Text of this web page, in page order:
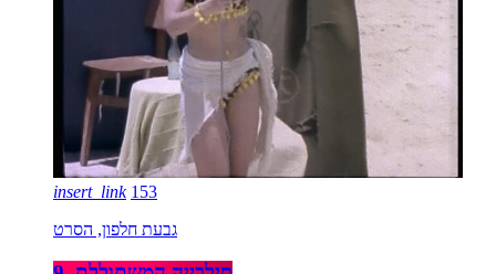
insert_link 153
גבעת חלפון, הסרט